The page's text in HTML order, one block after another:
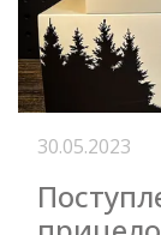
30.05.2023